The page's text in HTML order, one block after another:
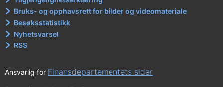
Bruks- og opphavsrett for bilder og videomateriale
Besøksstatistikk
Nyhetsvarsel
RSS
Ansvarlig for Finansdepartementets sider